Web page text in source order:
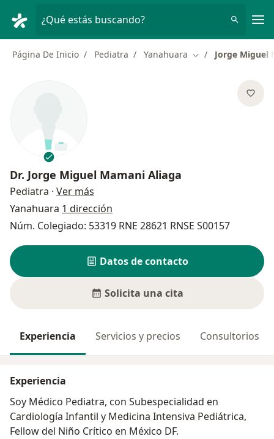
¿Qué estás buscando?
Página De Inicio Pediatra Yanahuara Cambiar de ciudad
Jorge Miguel
Dr. Jorge Miguel Mamani Aliaga
Pediatra · Ver más
Yanahuara 1 dirección
Núm. Colegiado: 53319 RNE 28621 RNSE S00157
Datos de contacto
Solicita una cita
Experiencia Servicios y precios Consultorios
Experiencia
Soy Médico Pediatra, con Subespecialidad en
Cardiología Infantil y Medicina Intensiva Pediátrica,
Fellow del Niño Crítico en México DF.